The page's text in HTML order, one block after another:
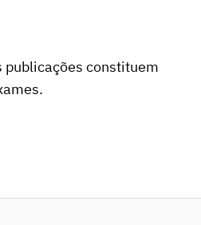
publicações constituem